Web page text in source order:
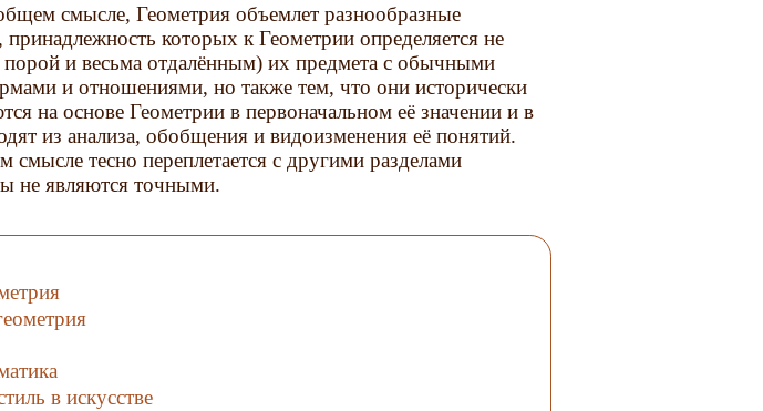
смысле, Геометрия объемлет разнообразные
принадлежность которых к Геометрии определяется не
порой и весьма отдалённым) их предмета с обычными
и отношениями, но также тем, что они исторически
на основе Геометрии в первоначальном её значении и в
из анализа, обобщения и видоизменения её понятий.
тесно переплетается с другими разделами
не являются точными.
в искусстве